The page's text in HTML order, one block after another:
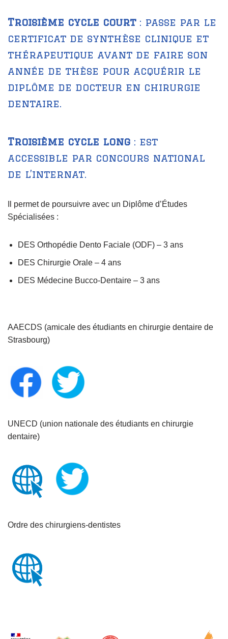
Troisième cycle court: passe par le
certificat de synthèse clinique et
thérapeutique avant de faire son
année de thèse pour acquérir le
diplôme de docteur en chirurgie
dentaire.
Troisième cycle long : est
accessible par concours national
de l’internat.
Il permet de poursuivre avec un Diplôme d’Études
Spécialisées :
DES Orthopédie Dento Faciale (ODF) – 3 ans
DES Chirurgie Orale – 4 ans
DES Médecine Bucco-Dentaire – 3 ans
AAECDS (amicale des étudiants en chirurgie dentaire de
Strasbourg)
UNECD (union nationale des étudiants en chirurgie
dentaire)
Ordre des chirurgiens-dentistes